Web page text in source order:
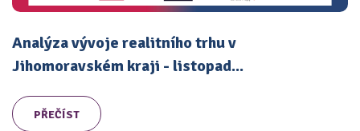
Analýza vývoje realitního trhu v
Jihomoravském kraji - listopad...
PŘEČÍST